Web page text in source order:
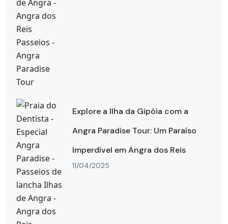
Explore a Ilha da Gipóia com a
Angra Paradise Tour: Um Paraíso
Imperdível em Angra dos Reis
11/04/2025